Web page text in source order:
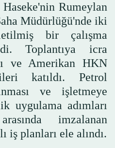
Rumeylan
Müdürlüğü'nde iki
bir çalışma
Toplantıya icra
ve Amerikan HKN
katıldı. Petrol
ve işletmeye
uygulama adımları
imzalanan
iş planları ele alındı.